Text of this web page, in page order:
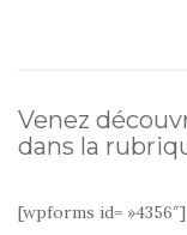
Venez
dans la
[wpforms id= »4356″]